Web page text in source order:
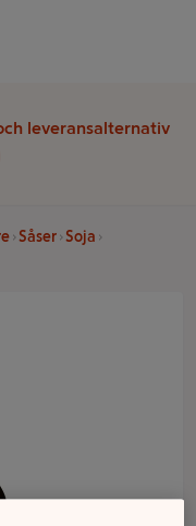
leveransalternativ
Såser Soja